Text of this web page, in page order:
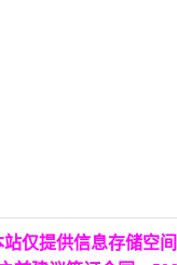
仅提供信息存储